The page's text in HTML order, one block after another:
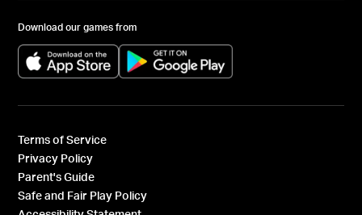
Download our games from
(opens in a new tab) (opens in a new tab)
Terms of Service
Privacy Policy
Parent's Guide
Safe and Fair Play Policy